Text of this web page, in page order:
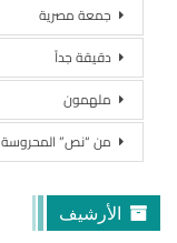
جمعة مصرية
دقيقة جداً
ملهمون
من “نص” المحروسة
الأرشيف